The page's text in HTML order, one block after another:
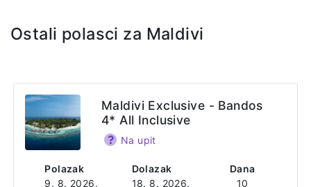
Web stranica
Adresa
Al Waha St - Al Quoz - Al Quoz 3 - Dubai - United Arab
Emirates
Ostali polasci za Maldivi
Polazak
9. 8. 2026.
Dolazak
18. 8. 2026.
Dana
10
Maldivi Exclusive - Bandos
4* All Inclusive
Na upit